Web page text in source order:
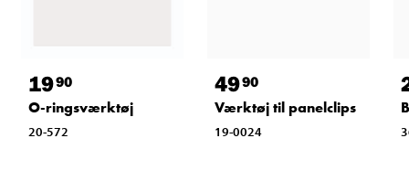
1990
O-ringsværktøj
20-572
4990
Værktøj til panelclips
19-0024